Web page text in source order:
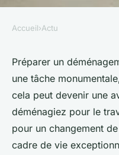
10 conseils
pour réussir
Sohan•8 janvier 2025• 7
Accueil›Actu
Préparer un
une tâche
cela peut devenir une
déménagiez pour le
pour un changement
cadre de vie